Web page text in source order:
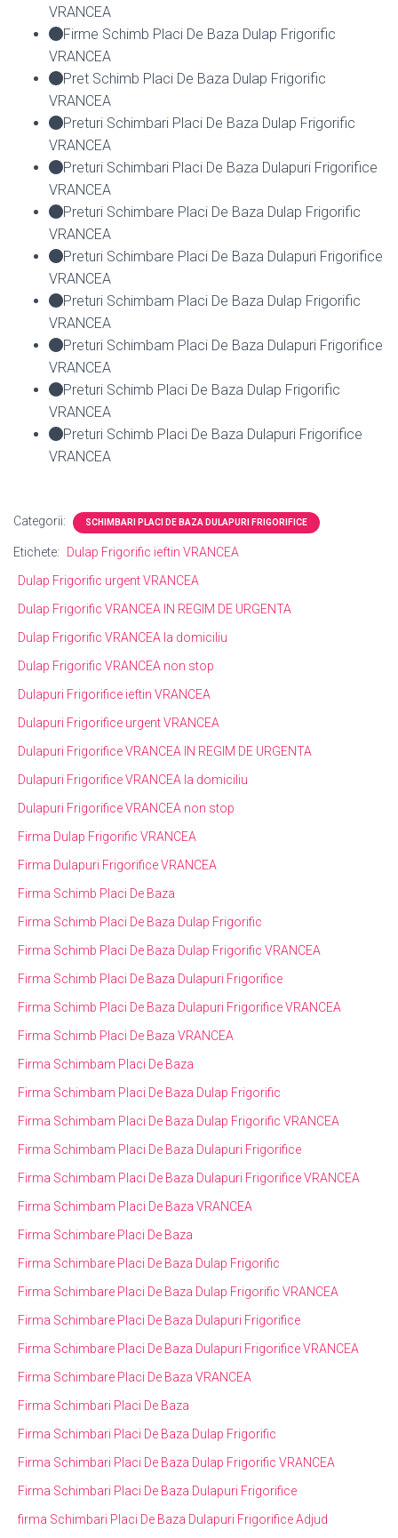
VRANCEA
Firme Schimb Placi De Baza Dulap Frigorific
VRANCEA
Pret Schimb Placi De Baza Dulap Frigorific
VRANCEA
Preturi Schimbari Placi De Baza Dulap Frigorific
VRANCEA
Preturi Schimbari Placi De Baza Dulapuri Frigorifice
VRANCEA
Preturi Schimbare Placi De Baza Dulap Frigorific
VRANCEA
Preturi Schimbare Placi De Baza Dulapuri Frigorifice
VRANCEA
Preturi Schimbam Placi De Baza Dulap Frigorific
VRANCEA
Preturi Schimbam Placi De Baza Dulapuri Frigorifice
VRANCEA
Preturi Schimb Placi De Baza Dulap Frigorific
VRANCEA
Preturi Schimb Placi De Baza Dulapuri Frigorifice
VRANCEA
Categorii: SCHIMBARI PLACI DE BAZA DULAPURI FRIGORIFICE
Etichete:
Dulap Frigorific ieftin VRANCEA
Dulap Frigorific urgent VRANCEA
Dulap Frigorific VRANCEA IN REGIM DE URGENTA
Dulap Frigorific VRANCEA la domiciliu
Dulap Frigorific VRANCEA non stop
Dulapuri Frigorifice ieftin VRANCEA
Dulapuri Frigorifice urgent VRANCEA
Dulapuri Frigorifice VRANCEA IN REGIM DE URGENTA
Dulapuri Frigorifice VRANCEA la domiciliu
Dulapuri Frigorifice VRANCEA non stop
Firma Dulap Frigorific VRANCEA
Firma Dulapuri Frigorifice VRANCEA
Firma Schimb Placi De Baza
Firma Schimb Placi De Baza Dulap Frigorific
Firma Schimb Placi De Baza Dulap Frigorific VRANCEA
Firma Schimb Placi De Baza Dulapuri Frigorifice
Firma Schimb Placi De Baza Dulapuri Frigorifice VRANCEA
Firma Schimb Placi De Baza VRANCEA
Firma Schimbam Placi De Baza
Firma Schimbam Placi De Baza Dulap Frigorific
Firma Schimbam Placi De Baza Dulap Frigorific VRANCEA
Firma Schimbam Placi De Baza Dulapuri Frigorifice
Firma Schimbam Placi De Baza Dulapuri Frigorifice VRANCEA
Firma Schimbam Placi De Baza VRANCEA
Firma Schimbare Placi De Baza
Firma Schimbare Placi De Baza Dulap Frigorific
Firma Schimbare Placi De Baza Dulap Frigorific VRANCEA
Firma Schimbare Placi De Baza Dulapuri Frigorifice
Firma Schimbare Placi De Baza Dulapuri Frigorifice VRANCEA
Firma Schimbare Placi De Baza VRANCEA
Firma Schimbari Placi De Baza
Firma Schimbari Placi De Baza Dulap Frigorific
Firma Schimbari Placi De Baza Dulap Frigorific VRANCEA
Firma Schimbari Placi De Baza Dulapuri Frigorifice
firma Schimbari Placi De Baza Dulapuri Frigorifice Adjud